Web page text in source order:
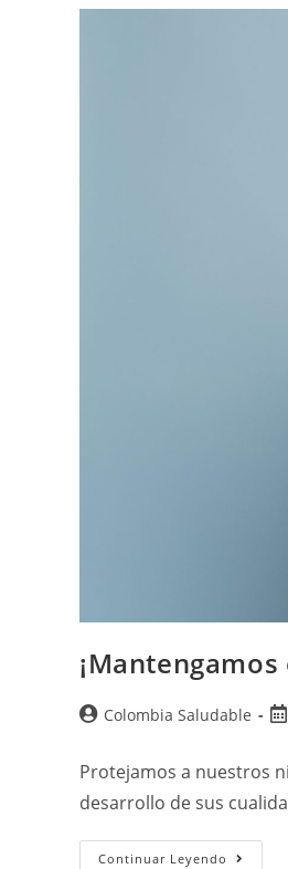
Colombia Saludable
Protejamos a nuestros
desarrollo de sus
Continuar Leyendo